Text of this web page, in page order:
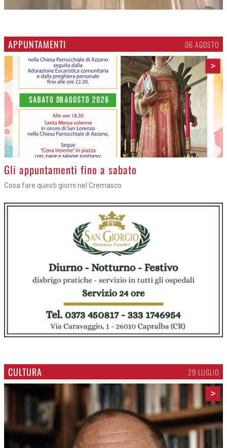
APPUNTAMENTI 06 AGOSTO
>
Gli appuntamenti fino a sabato
Cosa fare questi giorni nel Cremasco
CULTURA 29 LUGLIO
>